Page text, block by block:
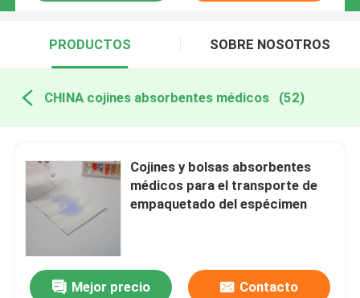
PRODUCTOS SOBRE NOSOTROS
CHINA cojines absorbentes médicos (52)
Cojines y bolsas absorbentes
médicos para el transporte de
empaquetado del espécimen
Mejor precio Contacto